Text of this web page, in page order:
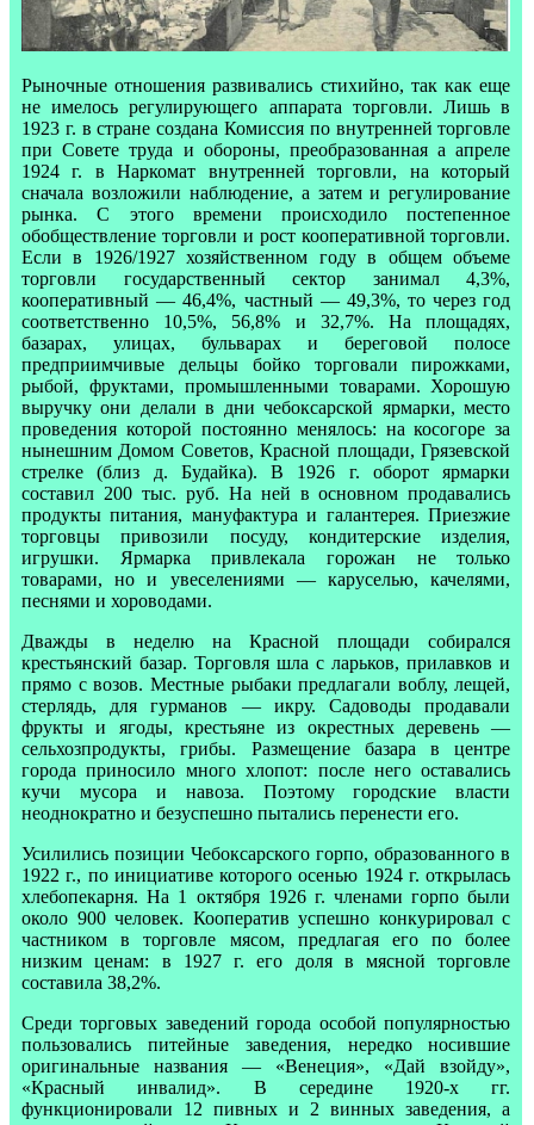
Рыночные отношения развивались стихийно, так как еще
не имелось регулирующего аппарата торговли. Лишь в
1923 г. в стране создана Комиссия по внутренней торговле
при Совете труда и обороны, преобразованная а апреле
1924 г. в Наркомат внутренней торговли, на который
сначала возложили наблюдение, а затем и регулирование
рынка. С этого времени происходило постепенное
обобществление торговли и рост кооперативной торговли.
Если в 1926/1927 хозяйственном году в общем объеме
торговли государственный сектор занимал 4,3%,
кооперативный — 46,4%, частный — 49,3%, то через год
соответственно 10,5%, 56,8% и 32,7%. На площадях,
базарах, улицах, бульварах и береговой полосе
предприимчивые дельцы бойко торговали пирожками,
рыбой, фруктами, промышленными товарами. Хорошую
выручку они делали в дни чебоксарской ярмарки, место
проведения которой постоянно менялось: на косогоре за
нынешним Домом Советов, Красной площади, Грязевской
стрелке (близ д. Будайка). В 1926 г. оборот ярмарки
составил 200 тыс. руб. На ней в основном продавались
продукты питания, мануфактура и галантерея. Приезжие
торговцы привозили посуду, кондитерские изделия,
игрушки. Ярмарка привлекала горожан не только
товарами, но и увеселениями — каруселью, качелями,
песнями и хороводами.
Дважды в неделю на Красной площади собирался
крестьянский базар. Торговля шла с ларьков, прилавков и
прямо с возов. Местные рыбаки предлагали воблу, лещей,
стерлядь, для гурманов — икру. Садоводы продавали
фрукты и ягоды, крестьяне из окрестных деревень —
сельхозпродукты, грибы. Размещение базара в центре
города приносило много хлопот: после него оставались
кучи мусора и навоза. Поэтому городские власти
неоднократно и безуспешно пытались перенести его.
Усилились позиции Чебоксарского горпо, образованного в
1922 г., по инициативе которого осенью 1924 г. открылась
хлебопекарня. На 1 октября 1926 г. членами горпо были
около 900 человек. Кооператив успешно конкурировал с
частником в торговле мясом, предлагая его по более
низким ценам: в 1927 г. его доля в мясной торговле
составила 38,2%.
Среди торговых заведений города особой популярностью
пользовались питейные заведения, нередко носившие
оригинальные названия — «Венеция», «Дай взойду»,
«Красный инвалид». В середине 1920-х гг.
функционировали 12 пивных и 2 винных заведения, а